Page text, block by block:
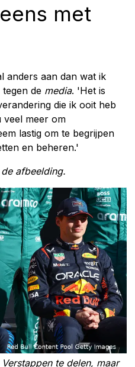
met
anders aan dan wat ik
de media. 'Het is
die ik ooit heb
veel meer om
lastig om te begrijpen
en beheren.'
afbeelding.
te delen, maar